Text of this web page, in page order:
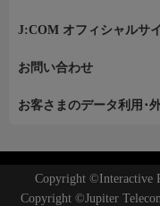
J:COM オフィシャルサ
お問い合わせ
お客さまのデータ利用･
Copyright ©Interactive
Copyright ©Jupiter